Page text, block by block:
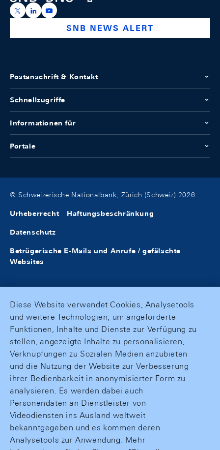
https://x.com/snb_bns
https://ch.linkedin.com/company/swiss-national-
https://www.youtube.com/@swissnationalbank
SNB NEWS ALERT
Postanschrift & Kontakt
Schnellzugriffe
Informationen für
Portale
© Schweizerische Nationalbank, Zürich (Schweiz) 2026
Urheberrecht Haftungsbeschränkung
Datenschutz
Betrügerische E-Mails und Anrufe / gefälschte
Websites
Diese Website verwendet Cookies, Analysetools
und weitere Technologien, um angeforderte
Funktionen, Inhalte und Dienste zur Verfügung zu
stellen, angezeigte Inhalte zu personalisieren,
Verknüpfungen zu Sozialen Medien anzubieten
und die Nutzung der Website zur Verbesserung
ihrer Bedienbarkeit in anonymisierter Form zu
analysieren. Es werden dabei auch
Personendaten an Dienstleister von
Videodiensten ins Ausland weltweit
bekanntgegeben und es kommen deren
Analysetools zur Anwendung. Mehr